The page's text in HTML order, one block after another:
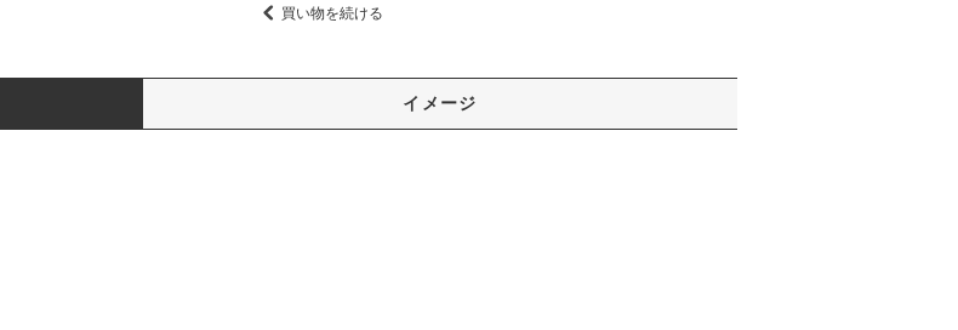
買い物を続ける
イメージ